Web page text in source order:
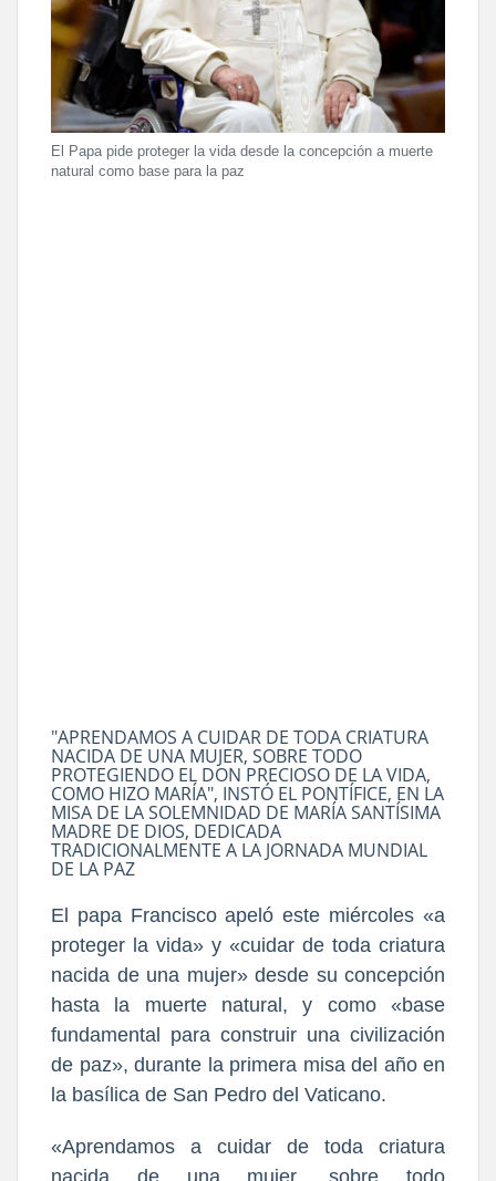
El Papa pide proteger la vida desde la concepción a muerte
natural como base para la paz
"APRENDAMOS A CUIDAR DE TODA CRIATURA
NACIDA DE UNA MUJER, SOBRE TODO
PROTEGIENDO EL DON PRECIOSO DE LA VIDA,
COMO HIZO MARÍA", INSTÓ EL PONTÍFICE, EN LA
MISA DE LA SOLEMNIDAD DE MARÍA SANTÍSIMA
MADRE DE DIOS, DEDICADA
TRADICIONALMENTE A LA JORNADA MUNDIAL
DE LA PAZ
El papa Francisco apeló este miércoles «a
proteger la vida» y «cuidar de toda criatura
nacida de una mujer» desde su concepción
hasta la muerte natural, y como «base
fundamental para construir una civilización
de paz», durante la primera misa del año en
la basílica de San Pedro del Vaticano.
«Aprendamos a cuidar de toda criatura
nacida de una mujer, sobre todo